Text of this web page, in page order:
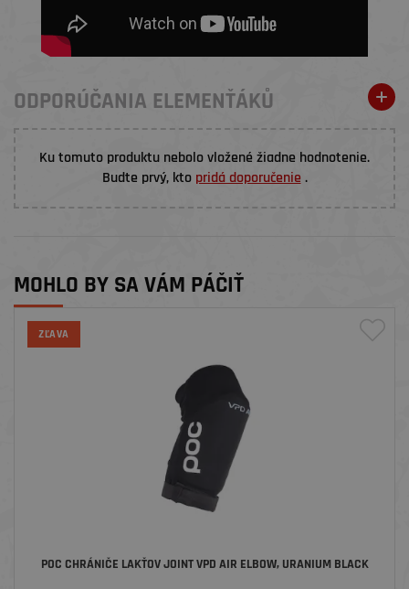
ODPORÚČANIA ELEMENŤÁKŮ
Ku tomuto produktu nebolo vložené žiadne hodnotenie.
Budte prvý, kto pridá doporučenie .
MOHLO BY SA VÁM PÁČIŤ
ZĽAVA
POC CHRÁNIČE LAKŤOV JOINT VPD AIR ELBOW, URANIUM BLACK